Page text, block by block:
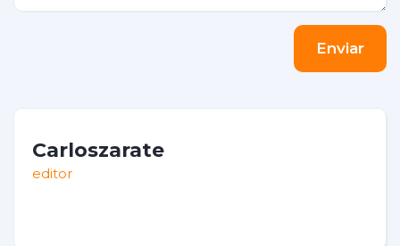
Enviar
Carloszarate
editor